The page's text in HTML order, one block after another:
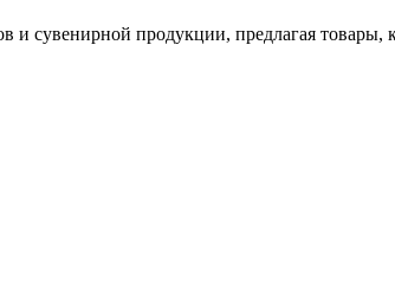
и сувенирной продукции, предлагая